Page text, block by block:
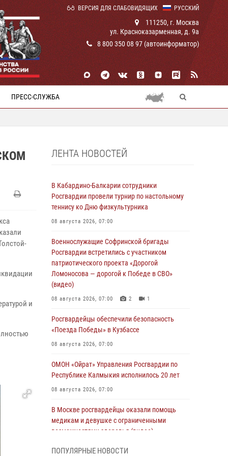
РУССКИЙ
ВЕРСИЯ ДЛЯ СЛАБОВИДЯЩИХ
111250, г. Москва
ул. Красноказарменная, д. 9а
8 800 350 08 97 (автоинформатор)
ПРЕСС-СЛУЖБА
и
ЛЕНТА НОВОСТЕЙ
В Кабардино-Балкарии сотрудники
Росгвардии провели турнир по настольному
теннису ко Дню физкультурника
08 августа 2026, 07:00
Военнослужащие Софринской бригады
Росгвардии встретились с участником
патриотического проекта «Дорогой
Ломоносова — дорогой к Победе в СВО»
(видео)
08 августа 2026, 07:00 2 1
Росгвардейцы обеспечили безопасность
«Поезда Победы» в Кузбассе
08 августа 2026, 07:00
ОМОН «Ойрат» Управления Росгвардии по
Республике Калмыкия исполнилось 20 лет
08 августа 2026, 07:00
В Москве росгвардейцы оказали помощь
медикам и девушке с ограниченными
возможностями здоровья (видео)
ПОПУЛЯРНЫЕ НОВОСТИ